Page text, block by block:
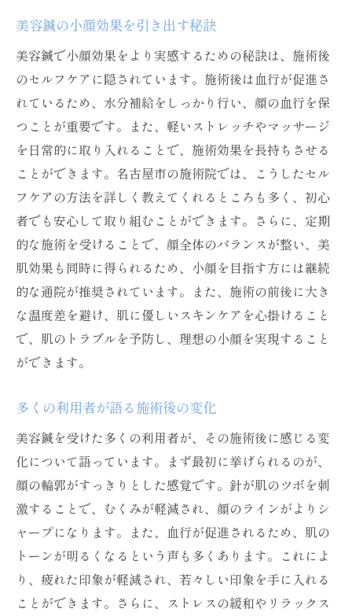
美容鍼の小顔効果を引き出す秘訣
美容鍼で小顔効果をより実感するための秘訣は、施術後
のセルフケアに隠されています。施術後は血行が促進さ
れているため、水分補給をしっかり行い、顔の血行を保
つことが重要です。また、軽いストレッチやマッサージ
を日常的に取り入れることで、施術効果を長持ちさせる
ことができます。名古屋市の施術院では、こうしたセル
フケアの方法を詳しく教えてくれるところも多く、初心
者でも安心して取り組むことができます。さらに、定期
的な施術を受けることで、顔全体のバランスが整い、美
肌効果も同時に得られるため、小顔を目指す方には継続
的な通院が推奨されています。また、施術の前後に大き
な温度差を避け、肌に優しいスキンケアを心掛けること
で、肌のトラブルを予防し、理想の小顔を実現すること
ができます。
多くの利用者が語る施術後の変化
美容鍼を受けた多くの利用者が、その施術後に感じる変
化について語っています。まず最初に挙げられるのが、
顔の輪郭がすっきりとした感覚です。針が肌のツボを刺
激することで、むくみが軽減され、顔のラインがよりシ
ャープになります。また、血行が促進されるため、肌の
トーンが明るくなるという声も多くあります。これによ
り、疲れた印象が軽減され、若々しい印象を手に入れる
ことができます。さらに、ストレスの緩和やリラックス